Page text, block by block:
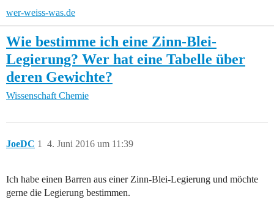
wer-weiss-was.de
Wie bestimme ich eine Zinn-Blei-
Legierung? Wer hat eine Tabelle über
deren Gewichte?
Wissenschaft Chemie
JoeDC 4. Juni 2016 um 11:39
1
Ich habe einen Barren aus einer Zinn-Blei-Legierung und möchte
gerne die Legierung bestimmen.